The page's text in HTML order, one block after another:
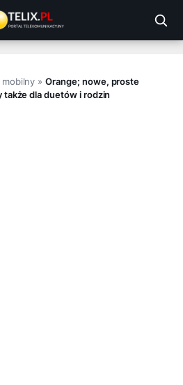
»Orange; nowe, proste
dla duetów i rodzin